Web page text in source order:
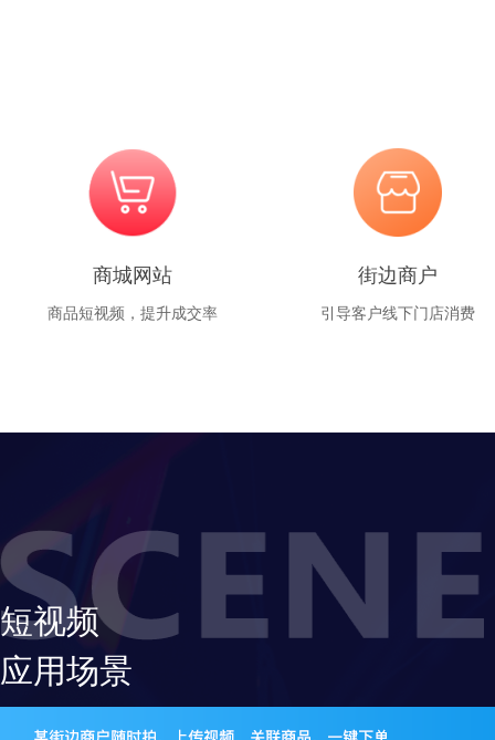
商城网站
商品短视频，提升成交率
街边商户
引导客户线下门店消费
短视频
应用场景